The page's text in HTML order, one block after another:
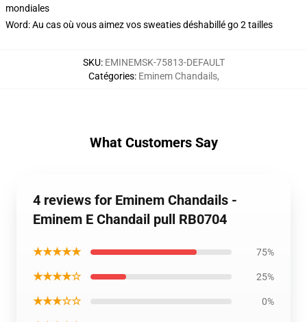
mondiales
Word: Au cas où vous aimez vos sweaties déshabillé go 2 tailles
SKU: EMINEMSK-75813-DEFAULT
Catégories: Eminem Chandails,
What Customers Say
4 reviews for Eminem Chandails -
Eminem E Chandail pull RB0704
★★★★★ 75%
★★★★☆ 25%
★★★☆☆ 0%